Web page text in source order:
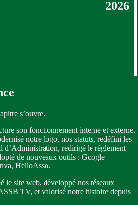
2026
s’ouvre.
son fonctionnement interne et externe.
notre logo, nos statuts, redéfini les
d’Administration, redirigé le règlement
de nouveaux outils : Google
HelloAsso.
le site web, développé nos réseaux
TV, et valorisé notre histoire depuis